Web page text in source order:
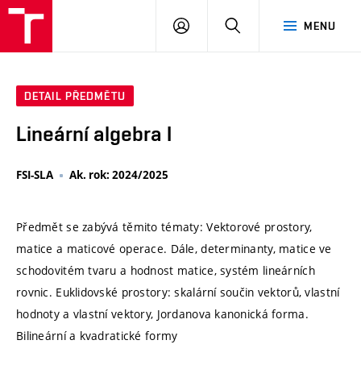
MENU
PŘIHLÁSIT
DETAIL PŘEDMĚTU
Lineární algebra I
FSI-SLA Ak. rok: 2024/2025
Předmět se zabývá těmito tématy: Vektorové prostory,
matice a maticové operace. Dále, determinanty, matice ve
schodovitém tvaru a hodnost matice, systém lineárních
rovnic. Euklidovské prostory: skalární součin vektorů, vlastní
hodnoty a vlastní vektory, Jordanova kanonická forma.
Bilineární a kvadratické formy